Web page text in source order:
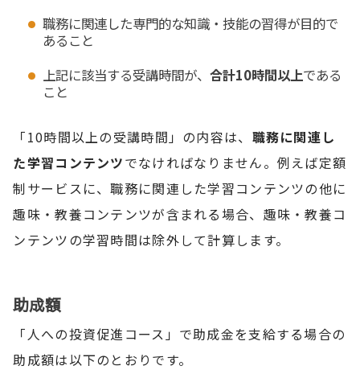
職務に関連した専門的な知識・技能の習得が目的で
あること
上記に該当する受講時間が、 合計10時間以上である
こと
「10時間以上の受講時間」の内容は、 職務に関連し
た学習コンテンツでなければなりません。例えば定額
制サービスに、職務に関連した学習コンテンツの他に
趣味・教養コンテンツが含まれる場合、趣味・教養コ
ンテンツの学習時間は除外して計算します。
助成額
「人への投資促進コース」で助成金を支給する場合の
助成額は以下のとおりです。